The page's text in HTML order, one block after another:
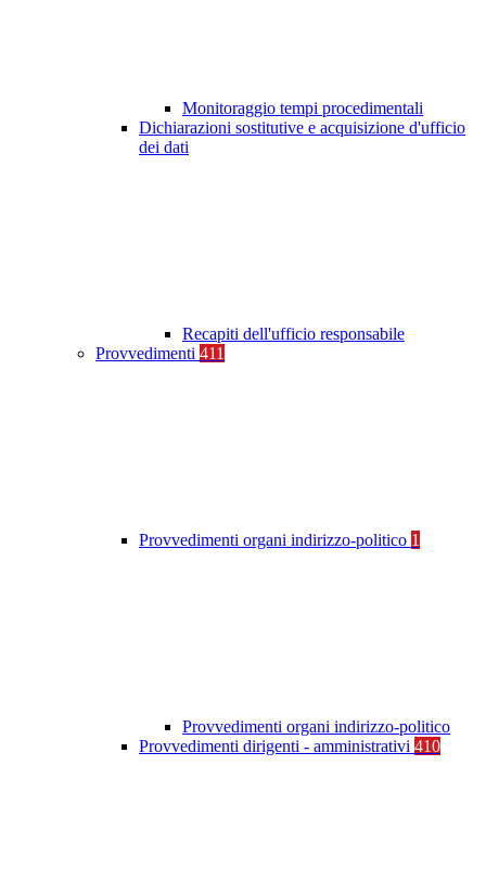
Monitoraggio tempi procedimentali
Dichiarazioni sostitutive e acquisizione d'ufficio
dei dati
Recapiti dell'ufficio responsabile
Provvedimenti 411
Provvedimenti organi indirizzo-politico 1
Provvedimenti organi indirizzo-politico
Provvedimenti dirigenti - amministrativi 410